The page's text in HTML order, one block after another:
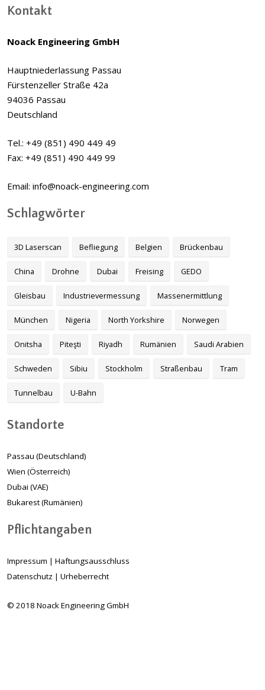
Kontakt
Noack Engineering GmbH
Hauptniederlassung Passau
Fürstenzeller Straße 42a
94036 Passau
Deutschland
Tel.: +49 (851) 490 449 49
Fax: +49 (851) 490 449 99
Email: info@noack-engineering.com
Schlagwörter
3D Laserscan Befliegung Belgien Brückenbau
China Drohne Dubai Freising GEDO
Gleisbau Industrievermessung Massenermittlung
München Nigeria North Yorkshire Norwegen
Onitsha Piteşti Riyadh Rumänien Saudi Arabien
Schweden Sibiu Stockholm Straßenbau Tram
Tunnelbau U-Bahn
Standorte
Passau (Deutschland)
Wien (Österreich)
Dubai (VAE)
Bukarest (Rumänien)
Pflichtangaben
Impressum | Haftungsausschluss
Datenschutz | Urheberrecht
© 2018 Noack Engineering GmbH